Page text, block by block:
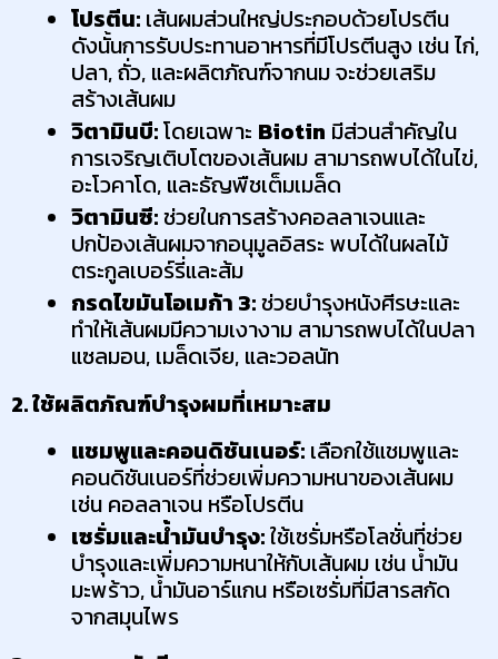
โปรตีน: เส้นผมส่วนใหญ่ประกอบด้วยโปรตีน
ดังนั้นการรับประทานอาหารที่มีโปรตีนสูง เช่น ไก่,
ปลา, ถั่ว, และผลิตภัณฑ์จากนม จะช่วยเสริม
สร้างเส้นผม
วิตามินบี: โดยเฉพาะ Biotin มีส่วนสำคัญใน
การเจริญเติบโตของเส้นผม สามารถพบได้ในไข่,
อะโวคาโด, และธัญพืชเต็มเมล็ด
วิตามินซี: ช่วยในการสร้างคอลลาเจนและ
ปกป้องเส้นผมจากอนุมูลอิสระ พบได้ในผลไม้
ตระกูลเบอร์รี่และส้ม
กรดไขมันโอเมก้า 3: ช่วยบำรุงหนังศีรษะและ
ทำให้เส้นผมมีความเงางาม สามารถพบได้ในปลา
แซลมอน, เมล็ดเจีย, และวอลนัท
2. ใช้ผลิตภัณฑ์บำรุงผมที่เหมาะสม
แชมพูและคอนดิชันเนอร์: เลือกใช้แชมพูและ
คอนดิชันเนอร์ที่ช่วยเพิ่มความหนาของเส้นผม
เช่น คอลลาเจน หรือโปรตีน
เซรั่มและน้ำมันบำรุง: ใช้เซรั่มหรือโลชั่นที่ช่วย
บำรุงและเพิ่มความหนาให้กับเส้นผม เช่น น้ำมัน
มะพร้าว, น้ำมันอาร์แกน หรือเซรั่มที่มีสารสกัด
จากสมุนไพร